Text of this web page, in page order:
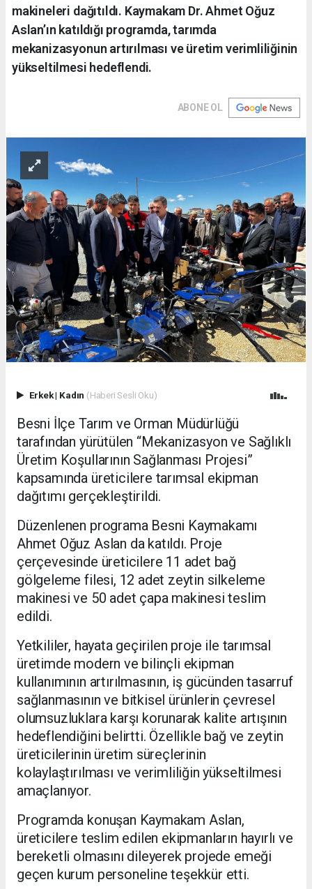
makineleri dağıtıldı. Kaymakam Dr. Ahmet Oğuz
Aslan’ın katıldığı programda, tarımda
mekanizasyonun artırılması ve üretim verimliliğinin
yükseltilmesi hedeflendi.
ABONE OL
Erkek| Kadın (Haberi Sesli Oku)
Besni İlçe Tarım ve Orman Müdürlüğü
tarafından yürütülen “Mekanizasyon ve Sağlıklı
Üretim Koşullarının Sağlanması Projesi”
kapsamında üreticilere tarımsal ekipman
dağıtımı gerçekleştirildi.
Düzenlenen programa Besni Kaymakamı
Ahmet Oğuz Aslan da katıldı. Proje
çerçevesinde üreticilere 11 adet bağ
gölgeleme filesi, 12 adet zeytin silkeleme
makinesi ve 50 adet çapa makinesi teslim
edildi.
Yetkililer, hayata geçirilen proje ile tarımsal
üretimde modern ve bilinçli ekipman
kullanımının artırılmasının, iş gücünden tasarruf
sağlanmasının ve bitkisel ürünlerin çevresel
olumsuzluklara karşı korunarak kalite artışının
hedeflendiğini belirtti. Özellikle bağ ve zeytin
üreticilerinin üretim süreçlerinin
kolaylaştırılması ve verimliliğin yükseltilmesi
amaçlanıyor.
Programda konuşan Kaymakam Aslan,
üreticilere teslim edilen ekipmanların hayırlı ve
bereketli olmasını dileyerek projede emeği
geçen kurum personeline teşekkür etti.